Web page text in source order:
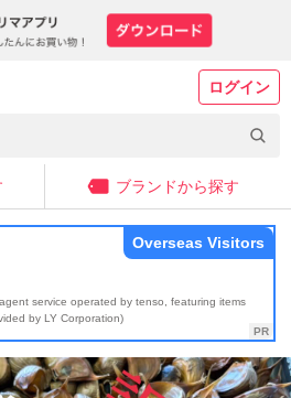
ログイン
ブランドから探す
service operated by tenso, featuring items
by LY Corporation)
Overseas Visitors